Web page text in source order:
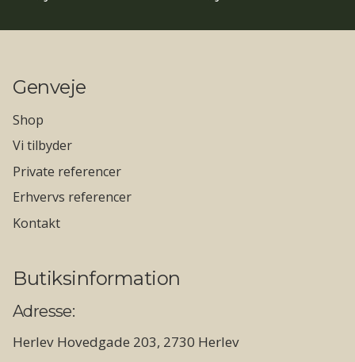
Genveje
Shop
Vi tilbyder
Private referencer
Erhvervs referencer
Kontakt
Butiksinformation
Adresse:
Herlev Hovedgade 203, 2730 Herlev